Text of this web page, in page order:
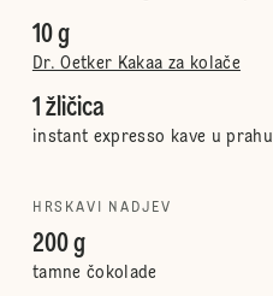
10 g
Dr. Oetker Kakaa za kolače
1 žličica
instant expresso kave u prahu
HRSKAVI NADJEV
200 g
tamne čokolade